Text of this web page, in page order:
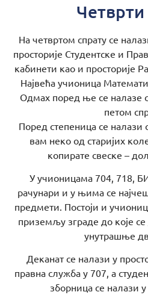
Четврти
На четвртом спрату се
просторије Студентске и
кабинети као и просторије
Највећа учионица
Одмах поред ње се налазе
петом
Поред степеница се налази
вам неко од старијих
копирате свеске –
У учионицама 704, 718,
рачунари и у њима се
предмети. Постоји и
приземљу зграде до које
унутрашње
Деканат се налази у
правна служба у 707, а
зборница се налази